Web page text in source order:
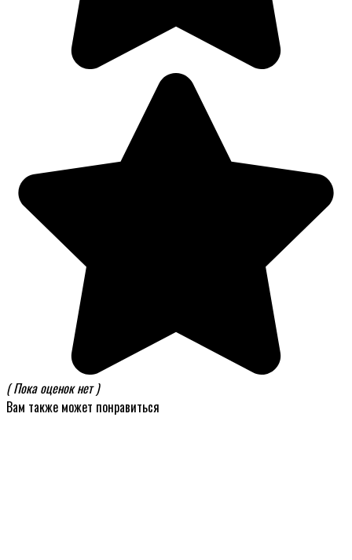
( Пока оценок нет )
Вам также может понравиться